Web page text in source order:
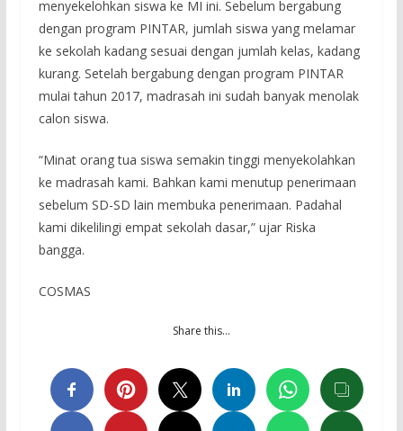
menyekelohkan siswa ke MI ini. Sebelum bergabung
dengan program PINTAR, jumlah siswa yang melamar
ke sekolah kadang sesuai dengan jumlah kelas, kadang
kurang. Setelah bergabung dengan program PINTAR
mulai tahun 2017, madrasah ini sudah banyak menolak
calon siswa.
“Minat orang tua siswa semakin tinggi menyekolahkan
ke madrasah kami. Bahkan kami menutup penerimaan
sebelum SD-SD lain membuka penerimaan. Padahal
kami dikelilingi empat sekolah dasar,” ujar Riska
bangga.
COSMAS
Share this…